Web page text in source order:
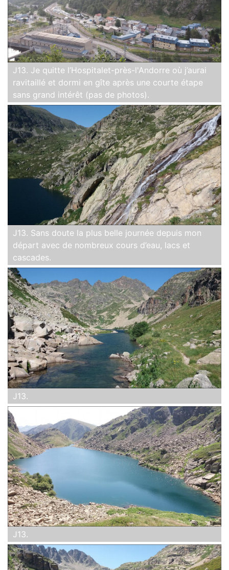
J13. Je quitte l’Hospitalet-près-l'Andorre où j’aurai
ravitaillé et dormi en gîte après une courte étape
sans grand intérêt (pas de photos).
J13. Sans doute la plus belle journée depuis mon
départ avec de nombreux cours d’eau, lacs et
cascades.
J13.
J13.